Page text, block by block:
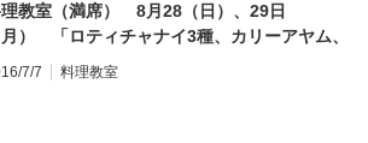
教室（満席） 8月28（日）、29日
月） 「ロティチャナイ3種、カリーアヤム、
ーゴレン・ママッ」Malaysian cooking
Canai,Curry Ayama and Mee
7/7 料理教室